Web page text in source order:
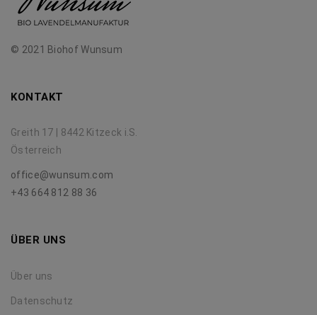
© 2021 Biohof Wunsum
KONTAKT
Greith 17 | 8442 Kitzeck i.S.
Österreich
office@wunsum.com
+43 664 812 88 36
ÜBER UNS
Über uns
Datenschutz